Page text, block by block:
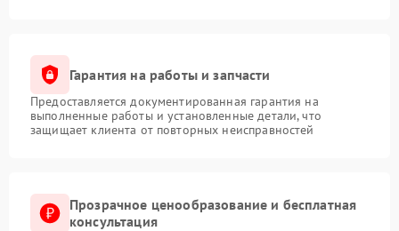
Гарантия на работы и запчасти
Предоставляется документированная гарантия на
выполненные работы и установленные детали, что
защищает клиента от повторных неисправностей
Прозрачное ценообразование и бесплатная
консультация